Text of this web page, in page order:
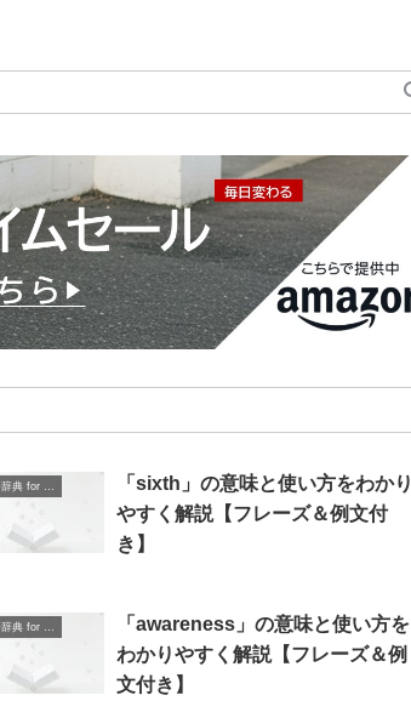
「sixth」の意味と使い方をわかり
やすく解説【フレーズ＆例文付
き】
「awareness」の意味と使い方を
わかりやすく解説【フレーズ＆例
文付き】